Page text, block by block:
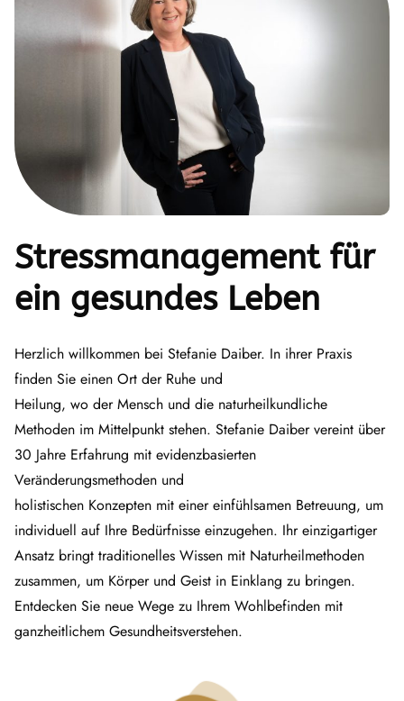
Stressmanagement für
ein gesundes Leben
Herzlich willkommen bei Stefanie Daiber. In ihrer Praxis
finden Sie einen Ort der Ruhe und
Heilung, wo der Mensch und die naturheilkundliche
Methoden im Mittelpunkt stehen. Stefanie Daiber vereint über
30 Jahre Erfahrung mit evidenzbasierten
Veränderungsmethoden und
holistischen Konzepten mit einer einfühlsamen Betreuung, um
individuell auf Ihre Bedürfnisse einzugehen. Ihr einzigartiger
Ansatz bringt traditionelles Wissen mit Naturheilmethoden
zusammen, um Körper und Geist in Einklang zu bringen.
Entdecken Sie neue Wege zu Ihrem Wohlbefinden mit
ganzheitlichem Gesundheitsverstehen.